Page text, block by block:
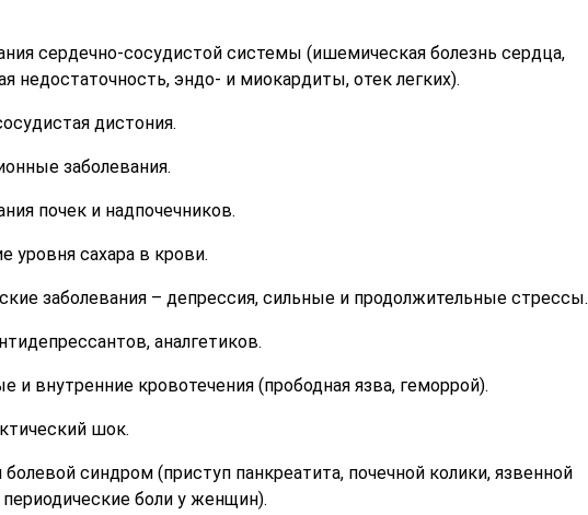
сердечно-сосудистой системы (ишемическая болезнь сердца,
недостаточность, эндо- и миокардиты, отек легких).
дистония.
заболевания.
почек и надпочечников.
уровня сахара в крови.
заболевания – депрессия, сильные и продолжительные стрессы.
аналгетиков.
и внутренние кровотечения (прободная язва, геморрой).
шок.
синдром (приступ панкреатита, почечной колики, язвенной
периодические боли у женщин).